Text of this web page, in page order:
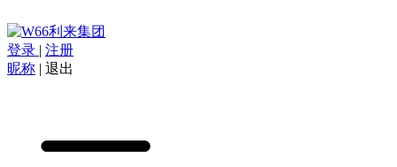
登录 | 注册
昵称 | 退出